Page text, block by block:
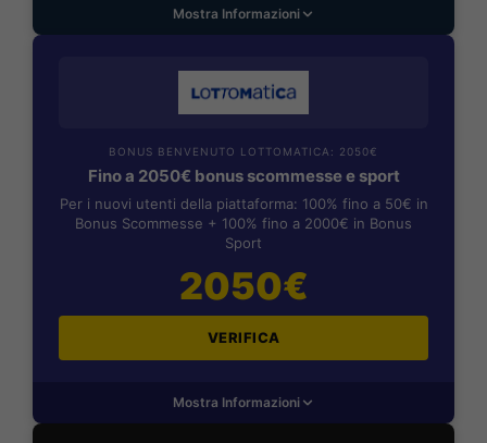
Mostra Informazioni
BONUS BENVENUTO LOTTOMATICA: 2050€
Fino a 2050€ bonus scommesse e sport
Per i nuovi utenti della piattaforma: 100% fino a 50€ in
Bonus Scommesse + 100% fino a 2000€ in Bonus
Sport
2050€
VERIFICA
Mostra Informazioni